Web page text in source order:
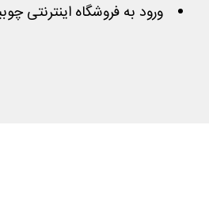
ورود به فروشگاه اینترنتی